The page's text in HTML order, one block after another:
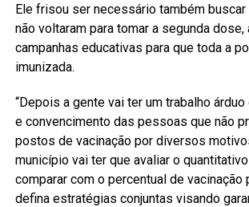
Ele frisou ser necessário também
não voltaram para tomar a segunda
campanhas educativas para que toda a
imunizada.
“Depois a gente vai ter um trabalho
e convencimento das pessoas que não
postos de vacinação por diversos
município vai ter que avaliar o
comparar com o percentual de vacinação
defina estratégias conjuntas visando